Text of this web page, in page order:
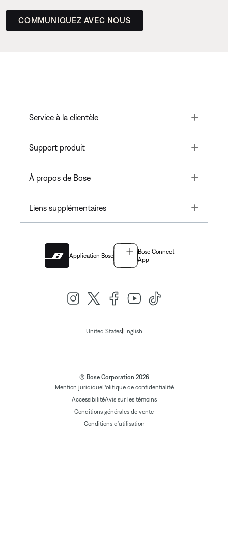
COMMUNIQUEZ AVEC NOUS
Service à la clientèle Toggle
Support produit Toggle
À propos de Bose Toggle
Liens supplémentaires Toggle
Application Bose
Bose Connect
App
United States| English
© Bose Corporation 2026
Mention juridiquePolitique de confidentialité
AccessibilitéAvis sur les témoins
Conditions générales de vente
Conditions d'utilisation